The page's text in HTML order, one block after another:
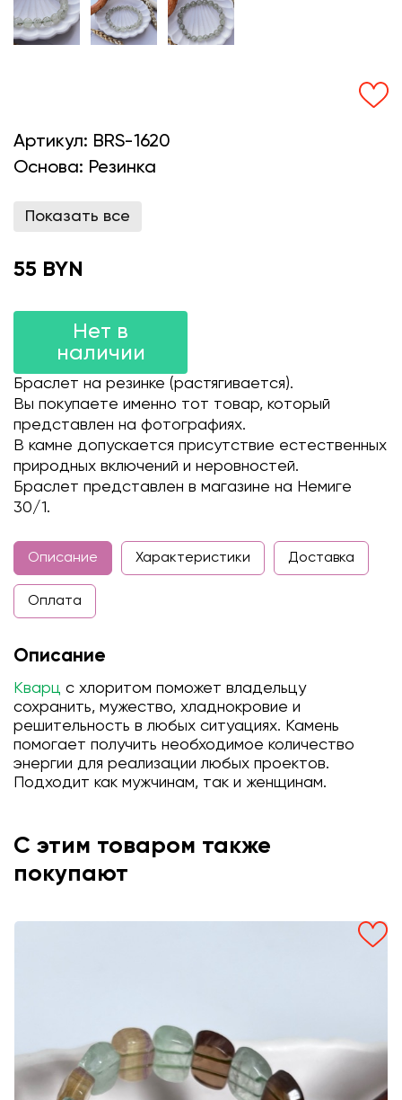
Артикул: BRS-1620
Основа: Резинка
Показать все
55 BYN
Нет в
наличии
Браслет на резинке (растягивается).
Вы покупаете именно тот товар, который
представлен на фотографиях.
В камне допускается присутствие естественных
природных включений и неровностей.
Браслет представлен в магазине на Немиге
30/1.
Описание Характеристики Доставка
Оплата
Описание
Кварц с хлоритом поможет владельцу
сохранить, мужество, хладнокровие и
решительность в любых ситуациях. Камень
помогает получить необходимое количество
энергии для реализации любых проектов.
Подходит как мужчинам, так и женщинам.
С этим товаром также
покупают